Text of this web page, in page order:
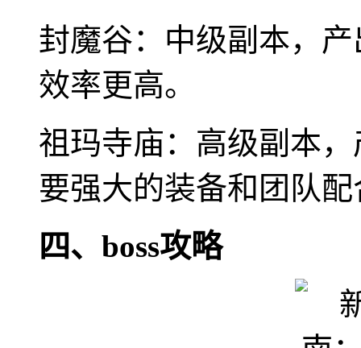
封魔谷：中级副本，
效率更高。
祖玛寺庙：高级副本
要强大的装备和团队配
四、boss攻略